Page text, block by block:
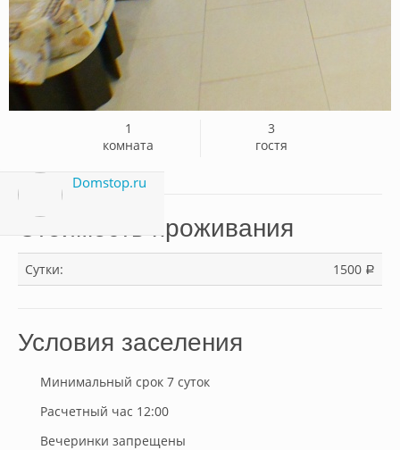
1
комната
3
гостя
Domstop.ru
Стоимость проживания
Сутки: 1500 a
Условия заселения
Минимальный срок 7 суток
Расчетный час 12:00
Вечеринки запрещены